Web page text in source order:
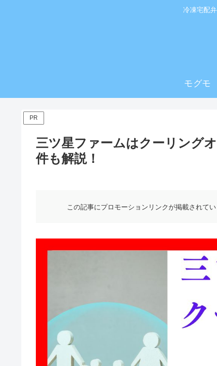
冷凍宅配
モグモ
PR
三ツ星ファームはクーリング
件も解説！
この記事にプロモーションリンクが掲載されて